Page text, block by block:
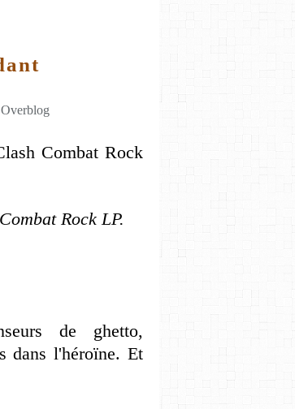
Combat Rock
Rock LP.
de ghetto,
dans l'héroïne. Et